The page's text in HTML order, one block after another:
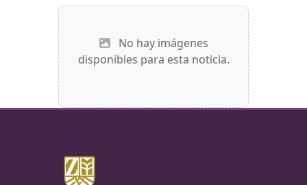
No hay imágenes
disponibles para esta noticia.